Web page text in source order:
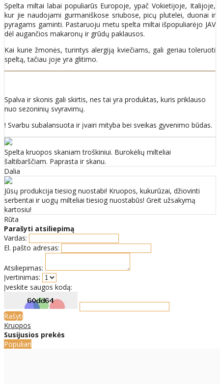
Spelta miltai labai populiarūs Europoje, ypač Vokietijoje, Italijoje,
kur jie naudojami gurmaniškose sriubose, picų plutelei, duonai ir
pyragams gaminti. Pastaruoju metu spelta miltai išpopuliarėjo JAV
dėl augančios makaronų ir grūdų paklausos.
Kai kurie žmonės, turintys alergiją kviečiams, gali geriau toleruoti
speltą, tačiau joje yra glitimo.
Spalva ir skonis gali skirtis, nes tai yra produktas, kuris priklauso
nuo sezoninių svyravimų.
! Svarbu subalansuota ir įvairi mityba bei sveikas gyvenimo būdas.
Spelta kruopos skaniam troškiniui. Burokėlių milteliai
šaltibarščiam. Paprasta ir skanu.
Dalia
Jūsų produkcija tiesiog nuostabi! Kruopos, kukurūzai, džiovinti
serbentai ir uogų milteliai tiesiog nuostabūs! Greit užsakymą
kartosiu!
Rūta
Parašyti atsiliepimą
Vardas:
El. pašto adresas:
Atsiliepimas:
Įvertinimas:
Įveskite saugos kodą:
Rašyti
Kruopos
Susijusios prekės
Populiari